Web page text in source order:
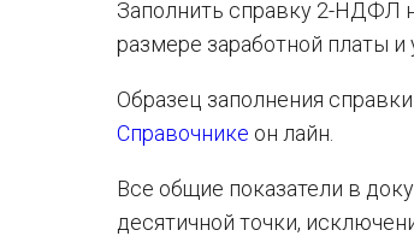
Заполнить справку 2-НДФЛ
размере заработной платы
Образец заполнения
Справочнике он лайн.
Все общие показатели в
десятичной точки,